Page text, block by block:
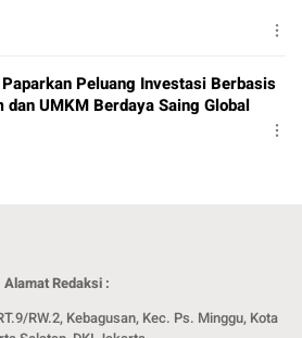
Peluang Investasi Berbasis
dan UMKM Berdaya Saing Global
Alamat Redaksi :
RW.2, Kebagusan, Kec. Ps. Minggu, Kota